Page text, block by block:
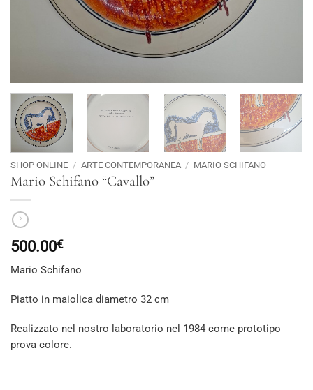
SHOP ONLINE / ARTE CONTEMPORANEA / MARIO SCHIFANO
Mario Schifano “Cavallo”
500.00€
Mario Schifano
Piatto in maiolica diametro 32 cm
Realizzato nel nostro laboratorio nel 1984 come prototipo
prova colore.